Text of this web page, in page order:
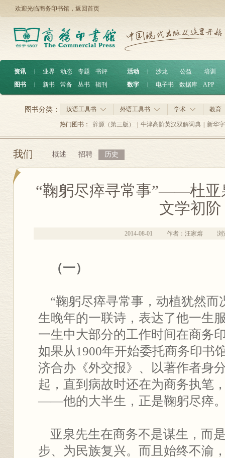
欢迎光临商务印书馆， 返回首页
资讯 ︱ 业界 动态 专题
书评
图书
︱ 新书 常备 丛书 辑刊
活动 沙龙 公益
培训
数字
电子书 数据库 APP
汉语工具书 外语工具书 学术 教育
图书分类：
热门图书： 辞源（第三版） 牛津高阶英汉双解词典 新华
我们 概述 招聘 历史
“鞠躬尽瘁寻常事”——杜亚
文学初阶
2014-08-01 作者：汪家熔 浏
（一）
“鞠躬尽瘁寻常事，动植犹然而
生晚年的一联诗，表达了他一生
一生中大部分的工作时间在商务
如果从1900年开始委托商务印书
济合办《外交报》、以著作者身
起，直到病故时还在为商务执笔
——他的大半生，正是鞠躬尽瘁
亚泉先生在商务不是谋生，而
步、为民族复兴。而且始终不渝